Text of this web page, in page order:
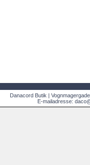
Danacord Butik |
E-mailadresse: